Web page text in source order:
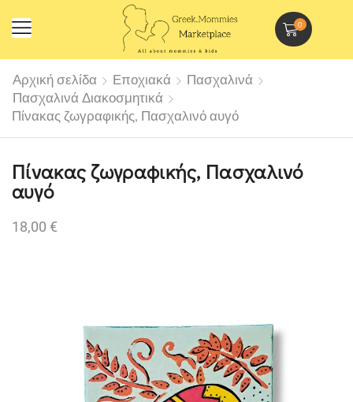
0
Αρχική σελίδα Εποχιακά
Πασχαλινά
Πασχαλινά Διακοσμητικά
Πίνακας ζωγραφικής, Πασχαλινό αυγό
Πίνακας ζωγραφικής, Πασχαλινό
αυγό
18,00 €